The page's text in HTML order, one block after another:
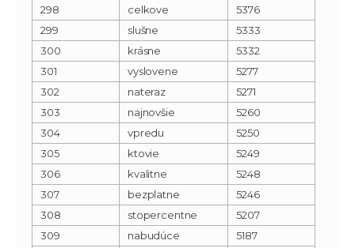
298 celkove
5376
299
slušne
5333
300
krásne
5332
301
vyslovene
5277
302
nateraz
5271
303
najnovšie
5260
304
vpredu
5250
305
ktovie
5249
306
kvalitne
5248
307
bezplatne
5246
308
stopercentne
5207
309
nabudúce
5187